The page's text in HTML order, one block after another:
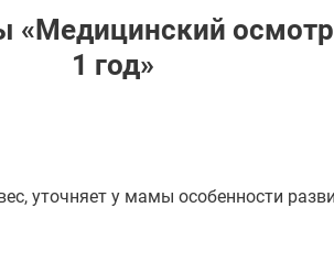
«Медицинский
1 год»
уточняет у мамы особенности